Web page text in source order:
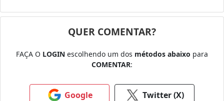
QUER COMENTAR?
FAÇA O LOGIN escolhendo um dos métodos abaixo para
COMENTAR:
Google Twitter (X)